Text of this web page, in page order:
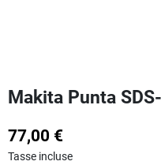
Makita Punta
77,00 €
Tasse incluse